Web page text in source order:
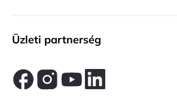
Üzleti partnerség